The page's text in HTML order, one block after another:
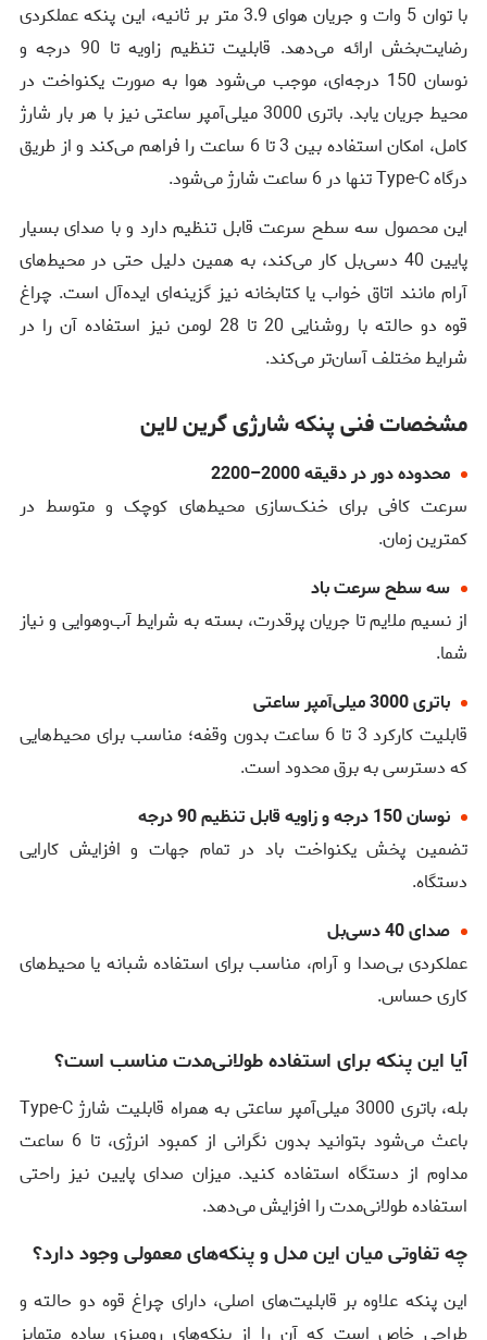
با توان 5 وات و جریان هوای 3.9 متر بر ثانیه، این پنکه عملکردی
رضایت‌بخش ارائه می‌دهد. قابلیت تنظیم زاویه تا 90 درجه و
نوسان 150 درجه‌ای، موجب می‌شود هوا به صورت یکنواخت در
محیط جریان یابد. باتری 3000 میلی‌آمپر ساعتی نیز با هر بار شارژ
کامل، امکان استفاده بین 3 تا 6 ساعت را فراهم می‌کند و از طریق
درگاه Type-C تنها در 6 ساعت شارژ می‌شود.
این محصول سه سطح سرعت قابل تنظیم دارد و با صدای بسیار
پایین 40 دسی‌بل کار می‌کند، به همین دلیل حتی در محیط‌های
آرام مانند اتاق خواب یا کتابخانه نیز گزینه‌ای ایده‌آل است. چراغ
قوه دو حالته با روشنایی 20 تا 28 لومن نیز استفاده آن را در
شرایط مختلف آسان‌تر می‌کند.
مشخصات فنی پنکه شارژی گرین لاین
محدوده دور در دقیقه 2000–2200
سرعت کافی برای خنک‌سازی محیط‌های کوچک و متوسط در
کمترین زمان.
سه سطح سرعت باد
از نسیم ملایم تا جریان پرقدرت، بسته به شرایط آب‌وهوایی و نیاز
شما.
باتری 3000 میلی‌آمپر ساعتی
قابلیت کارکرد 3 تا 6 ساعت بدون وقفه؛ مناسب برای محیط‌هایی
که دسترسی به برق محدود است.
نوسان 150 درجه و زاویه قابل تنظیم 90 درجه
تضمین پخش یکنواخت باد در تمام جهات و افزایش کارایی
دستگاه.
صدای 40 دسی‌بل
عملکردی بی‌صدا و آرام، مناسب برای استفاده شبانه یا محیط‌های
کاری حساس.
آیا این پنکه برای استفاده طولانی‌مدت مناسب است؟
بله، باتری 3000 میلی‌آمپر ساعتی به همراه قابلیت شارژ Type-C
باعث می‌شود بتوانید بدون نگرانی از کمبود انرژی، تا 6 ساعت
مداوم از دستگاه استفاده کنید. میزان صدای پایین نیز راحتی
استفاده طولانی‌مدت را افزایش می‌دهد.
چه تفاوتی میان این مدل و پنکه‌های معمولی وجود دارد؟
این پنکه علاوه بر قابلیت‌های اصلی، دارای چراغ قوه دو حالته و